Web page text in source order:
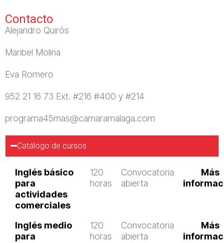
Contacto
Alejandro Quirós
Maribel Molina
Eva Romero
952 21 16 73 Ext. #216 #400 y #214
programa45mas@camaramalaga.com
Catálogo de cursos
Inglés básico
para
actividades
comerciales
120
horas
Convocatoria
abierta
Más
Inglés medio
para
120
horas
Convocatoria
abierta
Más